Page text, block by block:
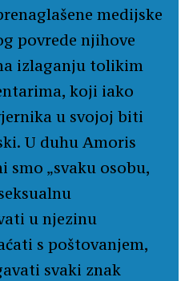
medijske
povrede njihove
izlaganju tolikim
koji iako
u svojoj biti
U duhu Amoris
smo „svaku osobu,
u njezinu
s poštovanjem,
svaki znak